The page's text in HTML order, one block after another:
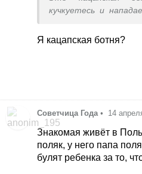
кучкуетесь и
Я кацапская ботня?
Советчица Года • 14
Знакомая живёт в
поляк, у него папа
булят ребенка за то,